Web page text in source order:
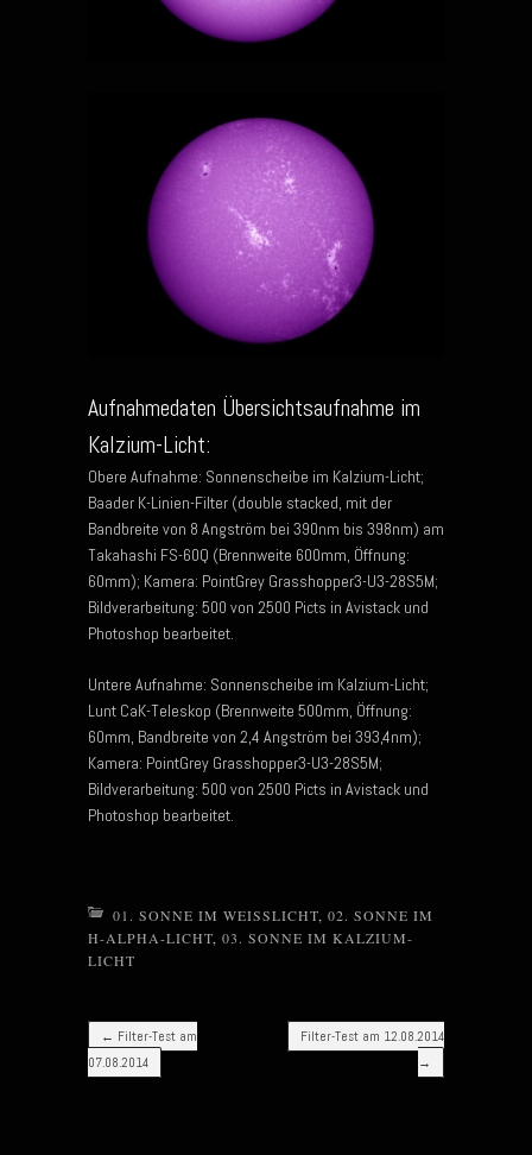
Aufnahmedaten Übersichtsaufnahme im
Kalzium-Licht:
Obere Aufnahme: Sonnenscheibe im Kalzium-Licht;
Baader K-Linien-Filter (double stacked, mit der
Bandbreite von 8 Angström bei 390nm bis 398nm) am
Takahashi FS-60Q (Brennweite 600mm, Öffnung:
60mm); Kamera: PointGrey Grasshopper3-U3-28S5M;
Bildverarbeitung: 500 von 2500 Picts in Avistack und
Photoshop bearbeitet.
Untere Aufnahme: Sonnenscheibe im Kalzium-Licht;
Lunt CaK-Teleskop (Brennweite 500mm, Öffnung:
60mm, Bandbreite von 2,4 Angström bei 393,4nm);
Kamera: PointGrey Grasshopper3-U3-28S5M;
Bildverarbeitung: 500 von 2500 Picts in Avistack und
Photoshop bearbeitet.
01. SONNE IM WEISSLICHT, 02. SONNE IM
H-ALPHA-LICHT, 03. SONNE IM KALZIUM-
LICHT
Post navigation
← Filter-Test am
07.08.2014
Filter-Test am 12.08.2014
→